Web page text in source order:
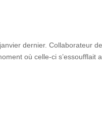
dernier. Collaborateur
où celle-ci s’essoufflait